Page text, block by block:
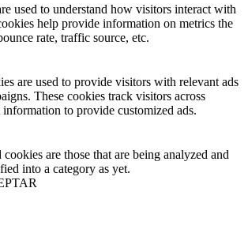
used to understand how visitors interact with
help provide information on metrics the
rate, traffic source, etc.
are used to provide visitors with relevant ads
These cookies track visitors across
to provide customized ads.
are those that are being analyzed and
into a category as yet.